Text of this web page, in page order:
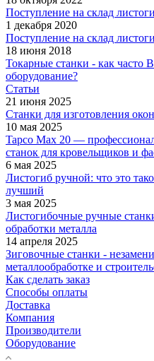
Поступление на склад
1 декабря 2020
Поступление на склад
18 июня 2018
Токарные станки - как часто
оборудование?
Статьи
21 июня 2025
Станки для изготовления
10 мая 2025
Tapco Max 20 —
станок для кровельщиков и
6 мая 2025
Листогиб ручной: что это
лучший
3 мая 2025
Листогибочные ручные
обработки металла
14 апреля 2025
Зиговочные станки -
металлообработке и
Как сделать заказ
Способы оплаты
Доставка
Компания
Производители
Оборудование